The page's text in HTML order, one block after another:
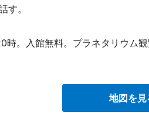
す。
。入館無料。プラネタリウム
地図を見